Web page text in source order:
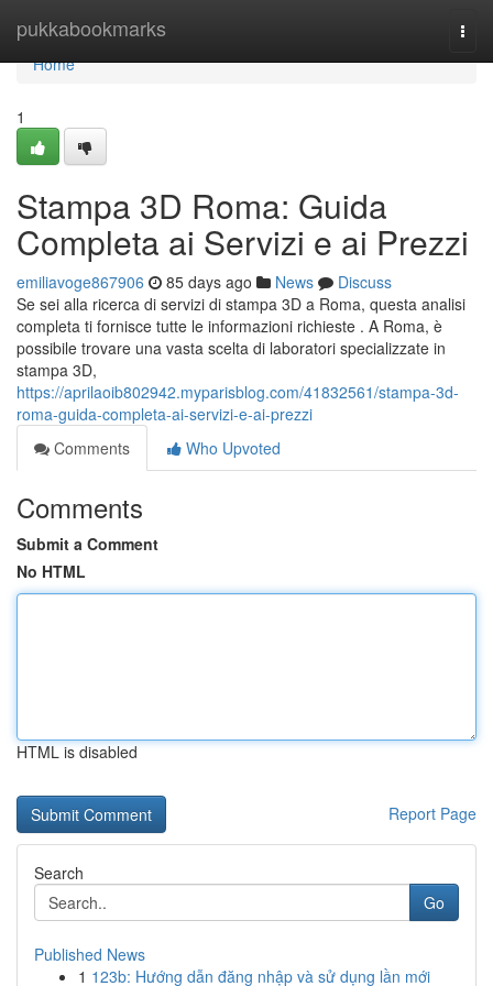
pukkabookmarks
Home
Home
1
Stampa 3D Roma: Guida
Completa ai Servizi e ai Prezzi
emiliavoge867906 85 days ago News
Discuss
Se sei alla ricerca di servizi di stampa 3D a Roma, questa analisi
completa ti fornisce tutte le informazioni richieste . A Roma, è
possibile trovare una vasta scelta di laboratori specializzate in
stampa 3D,
https://aprilaoib802942.myparisblog.com/41832561/stampa-3d-
roma-guida-completa-ai-servizi-e-ai-prezzi
Comments
Who Upvoted
Comments
Submit a Comment
No HTML
HTML is disabled
Report Page
Search
Go
Published News
1 123b: Hướng dẫn đăng nhập và sử dụng lần mới